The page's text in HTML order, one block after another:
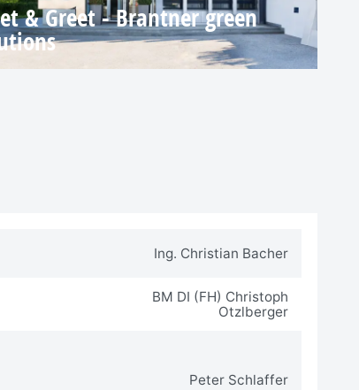
& Greet - Brantner green
Ing. Christian Bacher
BM DI (FH) Christoph
Otzlberger
Peter Schlaffer